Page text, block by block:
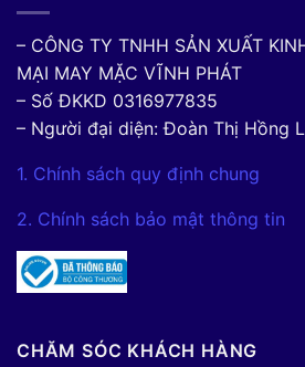
– CÔNG TY TNHH SẢN XUẤT
MẠI MAY MẶC VĨNH PHÁT
– Số ĐKKD 0316977835
– Người đại diện: Đoàn Thị Hồng
1. Chính sách quy định chung
2. Chính sách bảo mật thông tin
CHĂM SÓC KHÁCH HÀNG